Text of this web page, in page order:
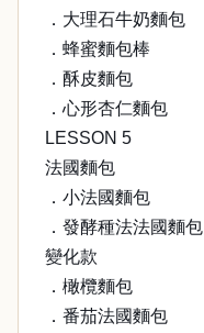
．大理石牛奶麵包
．蜂蜜麵包棒
．酥皮麵包
．心形杏仁麵包
LESSON 5
法國麵包
．小法國麵包
．發酵種法法國麵包
變化款
．橄欖麵包
．番茄法國麵包